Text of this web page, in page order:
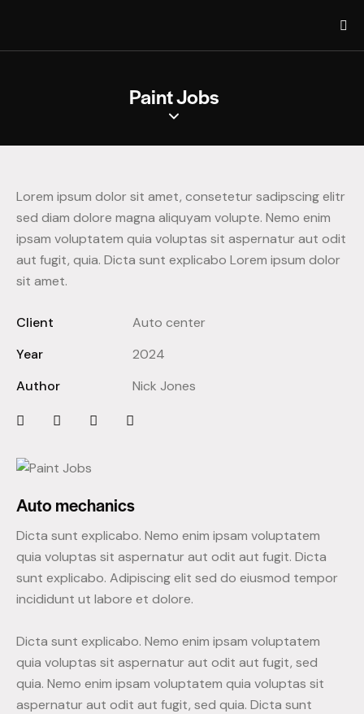
Paint Jobs
Lorem ipsum dolor sit amet, consetetur sadipscing elitr
sed diam dolore magna aliquyam volupte. Nemo enim
ipsam voluptatem quia voluptas sit aspernatur aut odit
aut fugit, quia. Dicta sunt explicabo Lorem ipsum dolor
sit amet.
Client
Auto center
Year
2024
Author
Nick Jones
Auto mechanics
Dicta sunt explicabo. Nemo enim ipsam voluptatem
quia voluptas sit aspernatur aut odit aut fugit. Dicta
sunt explicabo. Adipiscing elit sed do eiusmod tempor
incididunt ut labore et dolore.
Dicta sunt explicabo. Nemo enim ipsam voluptatem
quia voluptas sit aspernatur aut odit aut fugit, sed
quia. Nemo enim ipsam voluptatem quia voluptas sit
aspernatur aut odit aut fugit, sed quia. Dicta sunt